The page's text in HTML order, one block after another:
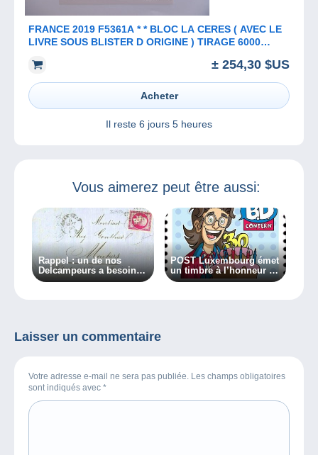
FRANCE 2019 F5361A * * BLOC LA CERES ( AVEC LE
LIVRE SOUS BLISTER D ORIGINE ) TIRAGE 6000
± 254,30 $US
Acheter
Il reste 6 jours 5 heures
Vous aimerez peut être aussi:
Rappel : un de nos
Delcampeurs a besoin
d’aide pour écrire un
POST Luxembourg émet
un timbre à l’honneur de
la 30e édition du
Laisser un commentaire
Votre adresse e-mail ne sera pas publiée. Les champs obligatoires
sont indiqués avec *